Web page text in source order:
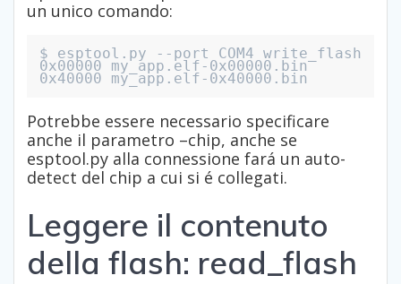
un unico comando:
$ esptool.py --port COM4 write_flash
0x00000 my_app.elf-0x00000.bin
0x40000 my_app.elf-0x40000.bin
Potrebbe essere necessario specificare
anche il parametro –chip, anche se
esptool.py alla connessione fará un auto-
detect del chip a cui si é collegati.
Leggere il contenuto
della flash: read_flash